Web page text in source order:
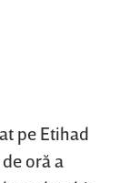
pe Etihad
oră a